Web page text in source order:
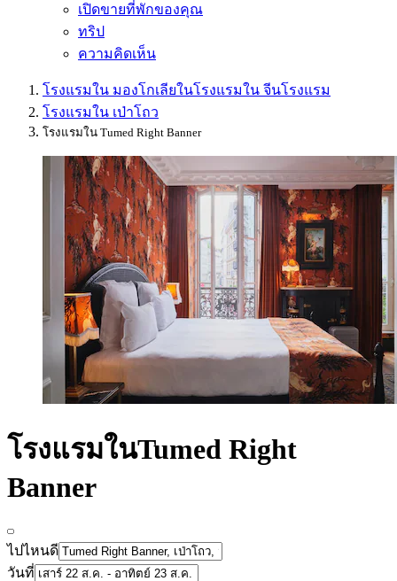
เปิดขายที่พักของคุณ
ทริป
ความคิดเห็น
โรงแรมใน มองโกเลียในโรงแรมใน จีนโรงแรม
โรงแรมใน เป่าโถว
โรงแรมใน Tumed Right Banner
โรงแรมในTumed Right
Banner
ไปไหนดี
วันที่